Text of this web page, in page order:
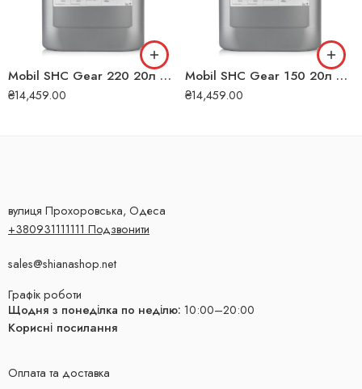
Mobil SHC Gear 220 20л 327
₴14,459.00
Mobil SHC Gear 150 20л 4857
₴14,459.00
вулиця Прохоровська, Одеса
+380931111111 Подзвонити
sales@shianashop.net
Графік роботи
Щодня з понеділка по неділю: 10:00–20:00
Корисні посилання
Оплата та доставка